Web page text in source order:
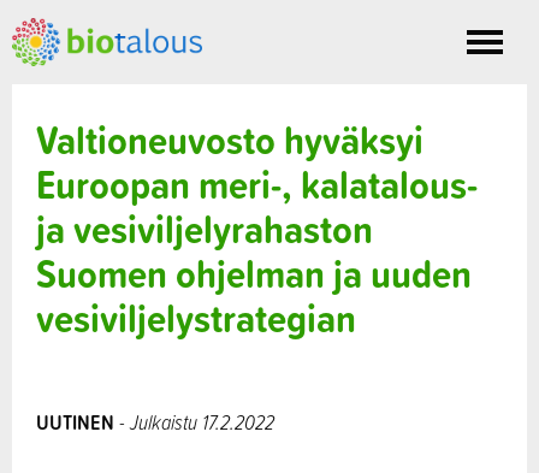
Toggle
Valtioneuvosto hyväksyi
Euroopan meri-, kalatalous-
ja vesiviljelyrahaston
Suomen ohjelman ja uuden
vesiviljelystrategian
UUTINEN - Julkaistu 17.2.2022